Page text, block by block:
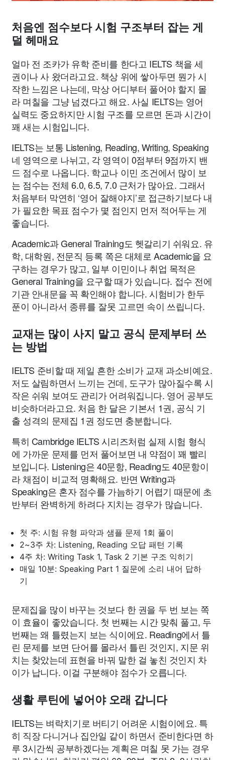
처음엔 점수보다 시험 구조부터 잡는 게
덜 헤매요
얼마 전 조카가 유학 준비를 한다고 IELTS 책을 세
권이나 사 왔더라고요. 책상 위에 쌓아두면 뭔가 시
작한 느낌은 나는데, 막상 어디부터 풀어야 할지 몰
라 며칠을 그냥 넘겼다고 해요. 사실 IELTS는 영어
실력도 중요하지만 시험 구조를 모르면 돈과 시간이
꽤 새는 시험입니다.
IELTS는 보통 Listening, Reading, Writing, Speaking
네 영역으로 나뉘고, 각 영역이 0점부터 9점까지 밴
드 점수로 나옵니다. 학교나 이민 조건에서 많이 보
는 점수는 전체 6.0, 6.5, 7.0 근처가 많아요. 그래서
처음부터 막연히 ‘영어 잘해야지’로 접근하기보다 내
가 필요한 목표 점수가 몇 점인지 먼저 적어두는 게
좋습니다.
Academic과 General Training도 헷갈리기 쉬워요. 유
학, 대학원, 전문직 등록 쪽은 대체로 Academic을 요
구하는 경우가 많고, 일부 이민이나 취업 목적은
General Training을 요구할 때가 있습니다. 접수 전에
기관 안내문을 꼭 확인해야 합니다. 시험비가 한두
푼이 아니라서 종류를 잘못 고르면 속이 쓰립니다.
교재는 많이 사지 말고 공식 문제부터 쓰
는 방법
IELTS 준비할 때 제일 흔한 소비가 교재 과소비예요.
저도 살림하면서 느끼는 건데, 도구가 많아질수록 시
작은 쉬워 보여도 관리가 어려워집니다. 영어 공부도
비슷하더라고요. 처음 한 달은 기본서 1권, 공식 기
출 성격의 문제집 1권 정도면 충분합니다.
특히 Cambridge IELTS 시리즈처럼 실제 시험 형식
에 가까운 문제를 먼저 풀어보면 내 약점이 꽤 빨리
보입니다. Listening은 40문항, Reading도 40문항이
라 채점이 비교적 명확해요. 반면 Writing과
Speaking은 혼자 점수를 가늠하기 어렵기 때문에 초
반부터 완벽하게 하려다 지치는 경우가 많습니다.
첫 주: 시험 유형 파악과 샘플 문제 1회 풀이
2~3주 차: Listening, Reading 오답 패턴 기록
4주 차: Writing Task 1, Task 2 기본 구조 익히기
매일 10분: Speaking Part 1 질문에 소리 내어 답하
기
문제집을 많이 바꾸는 것보다 한 권을 두 번 보는 쪽
이 효율이 좋았습니다. 첫 번째는 시간 맞춰 풀고, 두
번째는 왜 틀렸는지 보는 식이에요. Reading에서 틀
린 문제를 보면 단어를 몰라서 틀린 것인지, 지문 위
치는 찾았는데 표현을 바꿔 말한 걸 놓친 것인지 차
이가 납니다. 이걸 구분해야 점수가 오릅니다.
생활 루틴에 넣어야 오래 갑니다
IELTS는 벼락치기로 버티기 어려운 시험이에요. 특
히 직장 다니거나 집안일 같이 하면서 준비한다면 하
루 3시간씩 공부하겠다는 계획은 며칠 못 가는 경우